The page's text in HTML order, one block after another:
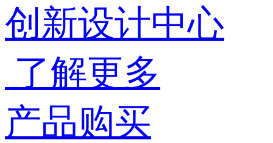
创新设计中心
了解更多
产品购买